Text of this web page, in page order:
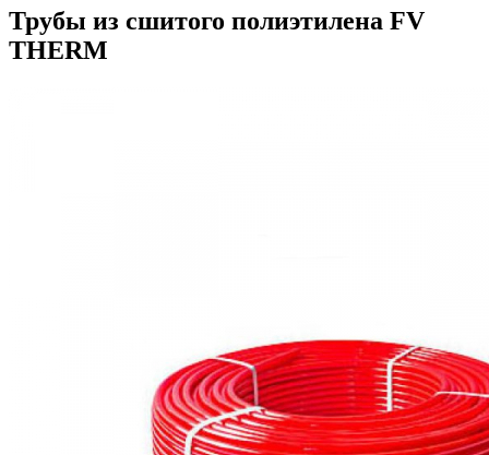
Трубы из сшитого полиэтилена FV
THERM